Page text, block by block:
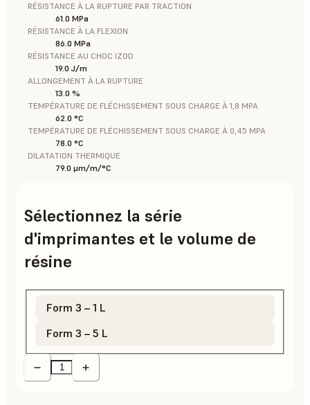
RÉSISTANCE À LA RUPTURE PAR TRACTION
61.0 MPa
RÉSISTANCE À LA FLEXION
86.0 MPa
RÉSISTANCE AU CHOC IZOD
19.0 J/m
ALLONGEMENT À LA RUPTURE
13.0 %
TEMPÉRATURE DE FLÉCHISSEMENT SOUS CHARGE À 1,8 MPA
62.0 °C
TEMPÉRATURE DE FLÉCHISSEMENT SOUS CHARGE À 0,45 MPA
78.0 °C
DILATATION THERMIQUE
79.0 μm/m/°C
Sélectionnez la série
d'imprimantes et le volume de
résine
Form 3 – 1 L
Form 3 – 5 L